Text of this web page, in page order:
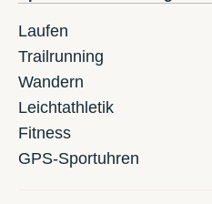
Laufen
Trailrunning
Wandern
Leichtathletik
Fitness
GPS-Sportuhren